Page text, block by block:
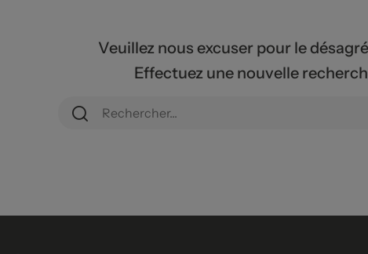
Veuillez nous excuser pour le
Effectuez une nouvelle